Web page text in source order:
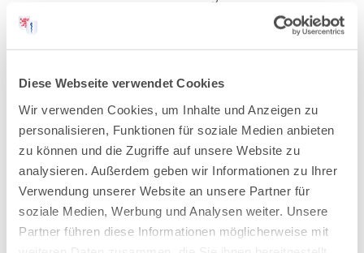
Diese Webseite verwendet Cookies
Wir verwenden Cookies, um Inhalte und Anzeigen zu
personalisieren, Funktionen für soziale Medien anbieten
zu können und die Zugriffe auf unsere Website zu
analysieren. Außerdem geben wir Informationen zu Ihrer
Verwendung unserer Website an unsere Partner für
soziale Medien, Werbung und Analysen weiter. Unsere
Partner führen diese Informationen möglicherweise mit
makroangiopathische Veränderungen können im Rahmen
der Erkrankung Schäden…
Medikamentöse Prophylaxe der
Migräne mit und ohne Aura bei
Erwachsenen: Status quo